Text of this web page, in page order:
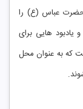
حضرت عباس (ع) را
یادبود هایی برای
که به عنوان محل